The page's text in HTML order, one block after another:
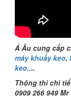
Á Âu cung cấp
máy khuấy keo,
keo,...
Thông thi chi
0909 266 949